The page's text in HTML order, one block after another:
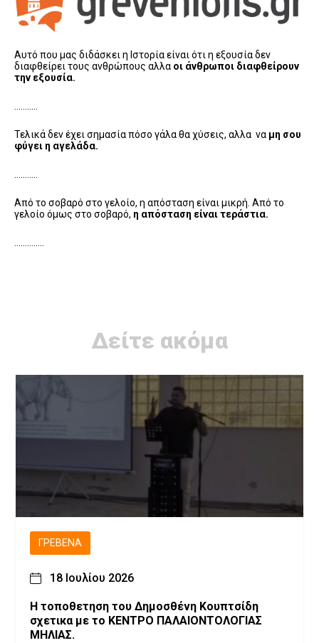
Αυτό που μας διδάσκει η Ιστορία είναι ότι η εξουσία δεν
διαφθείρει τους ανθρώπους αλλα οι άνθρωποι διαφθείρουν
την εξουσία.
………..
Τελικά δεν έχει σημασία πόσο γάλα θα χύσεις, αλλα να μη σου
φύγει η αγελάδα.
………..
Από το σοβαρό στο γελοίο, η απόσταση είναι μικρή. Από το
γελοίο όμως στο σοβαρό, η απόσταση είναι τεράστια.
…………..
Δείτε ακόμα
ΓΡΕΒΕΝΆ
18 Ιουλίου 2026
Η τοποθετηση του Δημοσθένη Κουπτσίδη
σχετικα με το ΚΕΝΤΡΟ ΠΑΛΑΙΟΝΤΟΛΟΓΙΑΣ
ΜΗΛΙΑΣ.